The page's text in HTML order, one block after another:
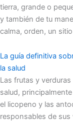
tierra, grande o
y también de tu
calma, orden, un
La guía definitiva
la salud
Las frutas y
salud,
el licopeno y las
responsables de